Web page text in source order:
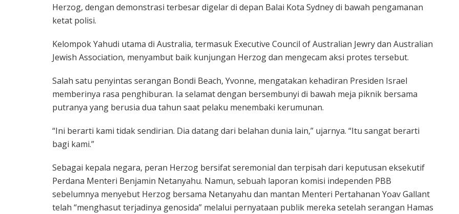
Herzog, dengan demonstrasi terbesar digelar di depan Balai Kota Sydney di bawah pengamanan
ketat polisi.
Kelompok Yahudi utama di Australia, termasuk Executive Council of Australian Jewry dan Australian
Jewish Association, menyambut baik kunjungan Herzog dan mengecam aksi protes tersebut.
Salah satu penyintas serangan Bondi Beach, Yvonne, mengatakan kehadiran Presiden Israel
memberinya rasa penghiburan. Ia selamat dengan bersembunyi di bawah meja piknik bersama
putranya yang berusia dua tahun saat pelaku menembaki kerumunan.
“Ini berarti kami tidak sendirian. Dia datang dari belahan dunia lain,” ujarnya. “Itu sangat berarti
bagi kami.”
Sebagai kepala negara, peran Herzog bersifat seremonial dan terpisah dari keputusan eksekutif
Perdana Menteri Benjamin Netanyahu. Namun, sebuah laporan komisi independen PBB
sebelumnya menyebut Herzog bersama Netanyahu dan mantan Menteri Pertahanan Yoav Gallant
telah “menghasut terjadinya genosida” melalui pernyataan publik mereka setelah serangan Hamas